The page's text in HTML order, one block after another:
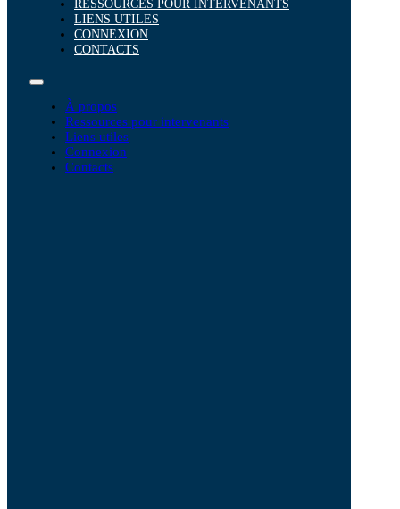
RESSOURCES POUR INTERVENANTS
LIENS UTILES
CONNEXION
CONTACTS
À propos
Ressources pour intervenants
Liens utiles
Connexion
Contacts